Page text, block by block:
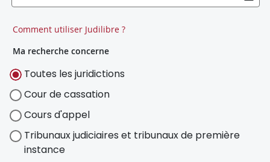
Comment utiliser Judilibre ?
Ma recherche concerne
Toutes les juridictions
Cour de cassation
Cours d'appel
Tribunaux judiciaires et tribunaux de première
instance